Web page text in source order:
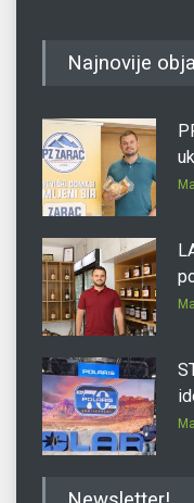
Najnovije